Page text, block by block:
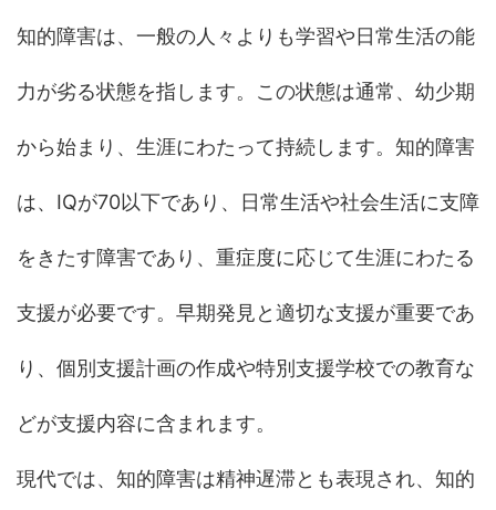
知的障害は、一般の人々よりも学習や日常生活の能
力が劣る状態を指します。この状態は通常、幼少期
から始まり、生涯にわたって持続します。知的障害
は、IQが70以下であり、日常生活や社会生活に支障
をきたす障害であり、重症度に応じて生涯にわたる
支援が必要です。早期発見と適切な支援が重要であ
り、個別支援計画の作成や特別支援学校での教育な
どが支援内容に含まれます。
現代では、知的障害は精神遅滞とも表現され、知的